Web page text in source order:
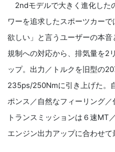
2ndモデルで大きく進化した
ワーを追求したスポーツカー
欲しい」と言うユーザーの本
規制への対応から、排気量を2
ップ。出力／トルクを旧型の
235ps/250Nmに引き上げた。
ポンス／自然なフィーリング／
トランスミッションは６速MT
エンジン出力アップに合わせて